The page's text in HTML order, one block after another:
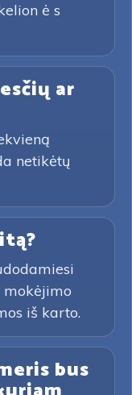
ė s
ar
netikėtų
iš karto.
bus